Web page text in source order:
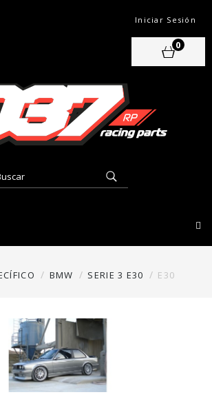
Iniciar Sesión
0
BMW SERIE 3 E30 E30